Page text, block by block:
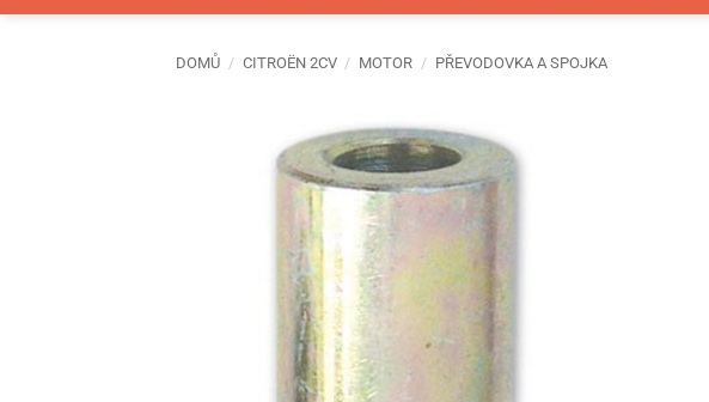
DOMŮ / CITROËN 2CV / MOTOR / PŘEVODOVKA A SPOJKA